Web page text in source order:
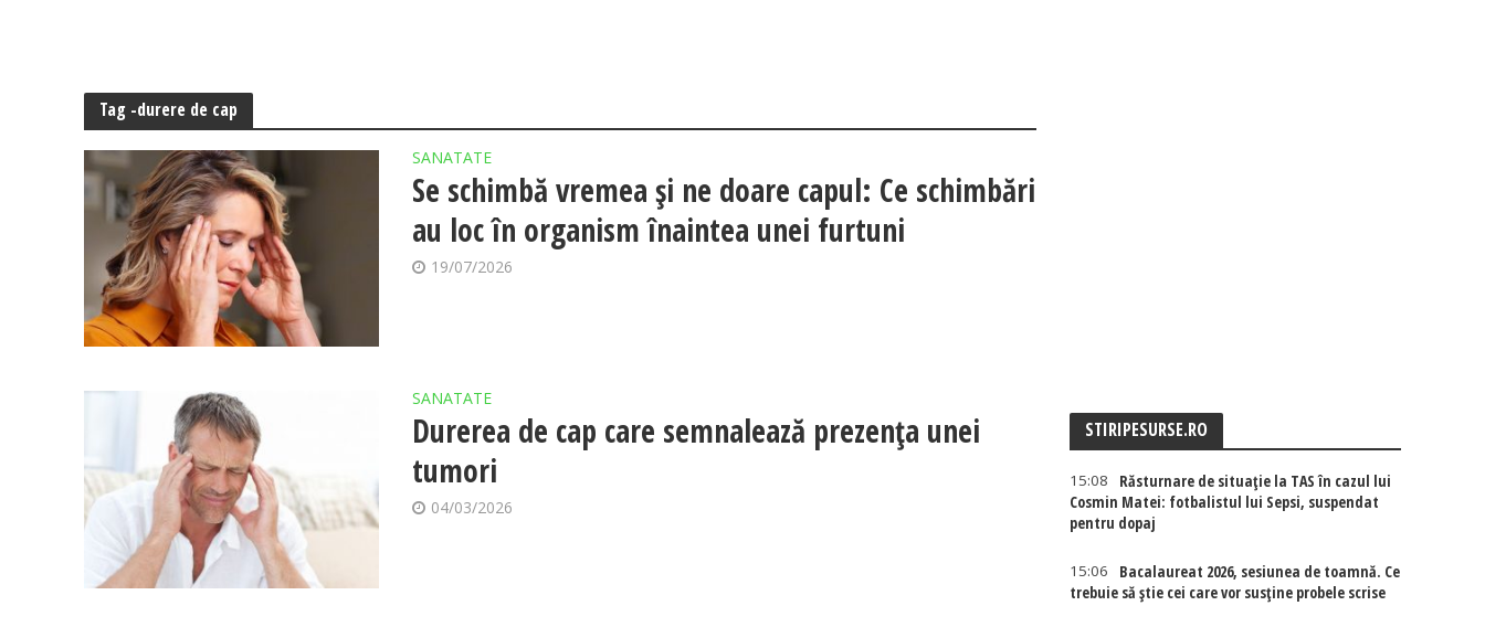
Tag -durere de cap
SANATATE
Se schimbă vremea și ne doare capul: Ce schimbări
au loc în organism înaintea unei furtuni
19/07/2026
SANATATE
Durerea de cap care semnalează prezența unei
tumori
04/03/2026
STIRIPESURSE.RO
15:08
Răsturnare de situație la TAS în cazul lui
Cosmin Matei: fotbalistul lui Sepsi, suspendat
pentru dopaj
15:06
Bacalaureat 2026, sesiunea de toamnă. Ce
trebuie să știe cei care vor susține probele scrise